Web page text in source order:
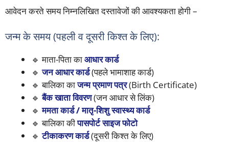
आवेदन करते समय निम्नलिखित दस्तावेजों की आवश्यकता होगी –
जन्म के समय (पहली व दूसरी किश्त के लिए):
🔹 माता-पिता काआधार कार्ड
🔹जन आधार कार्ड(पहले भामाशाह कार्ड)
🔹 बालिका काजन्म प्रमाण पत्र(Birth Certificate)
🔹बैंक खाता विवरण(जन आधार से लिंक)
🔹ममता कार्ड / मातृ-शिशु स्वास्थ्य कार्ड
🔹 बालिका कीपासपोर्ट साइज फोटो
🔹टीकाकरण कार्ड(दूसरी किश्त के लिए)